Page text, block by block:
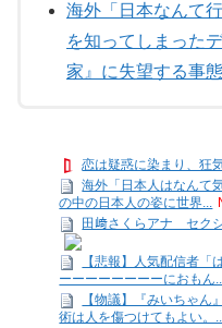
海外「日本なんて
を知ってしまった
家』に失望する事
恋は疑惑に染まり、狂
海外「日本人はなんて
の中の日本人の姿に世界...
田﨑さくらアナ セク
【悲報】人気配信者「
ーーーーーーーーにおもん...
【物議】『みいちゃ
術は人を傷つけてもよい。...